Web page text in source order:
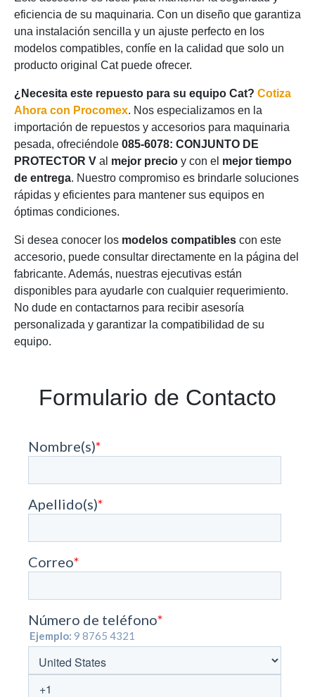
eficiencia de su maquinaria. Con un diseño que garantiza
una instalación sencilla y un ajuste perfecto en los
modelos compatibles, confíe en la calidad que solo un
producto original Cat puede ofrecer.
¿Necesita este repuesto para su equipo Cat? Cotiza
Ahora con Procomex. Nos especializamos en la
importación de repuestos y accesorios para maquinaria
pesada, ofreciéndole 085-6078: CONJUNTO DE
PROTECTOR V al mejor precio y con el mejor tiempo
de entrega. Nuestro compromiso es brindarle soluciones
rápidas y eficientes para mantener sus equipos en
óptimas condiciones.
Si desea conocer los modelos compatibles con este
accesorio, puede consultar directamente en la página del
fabricante. Además, nuestras ejecutivas están
disponibles para ayudarle con cualquier requerimiento.
No dude en contactarnos para recibir asesoría
personalizada y garantizar la compatibilidad de su
equipo.
Formulario de Contacto